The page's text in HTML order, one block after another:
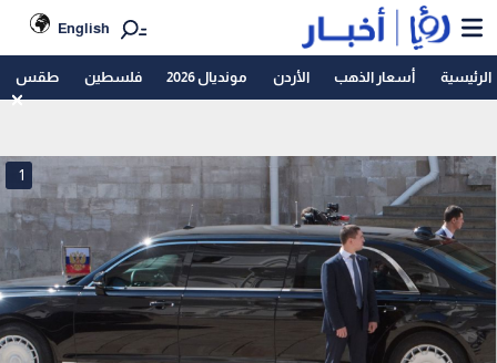
English
الرئيسية أسعار الذهب الأردن مونديال 2026 فلسطين طقس
1